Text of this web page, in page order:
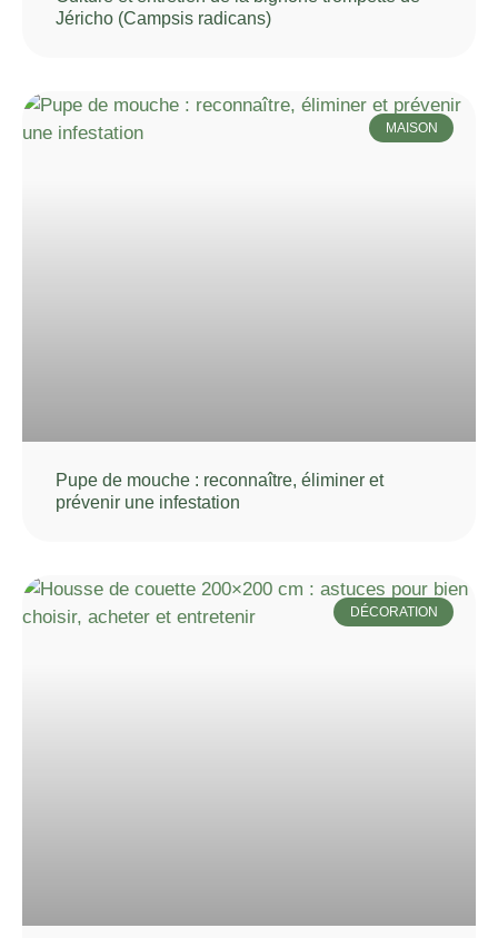
Jéricho (Campsis radicans)
MAISON
Pupe de mouche : reconnaître, éliminer et
prévenir une infestation
DÉCORATION